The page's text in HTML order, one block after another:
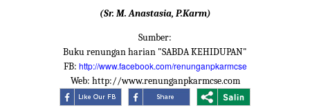
(Sr. M. Anastasia, P.Karm)
Sumber:
Buku renungan harian "SABDA KEHIDUPAN"
FB: http://www.facebook.com/renunganpkarmcse
Web: http://www.renunganpkarmcse.com